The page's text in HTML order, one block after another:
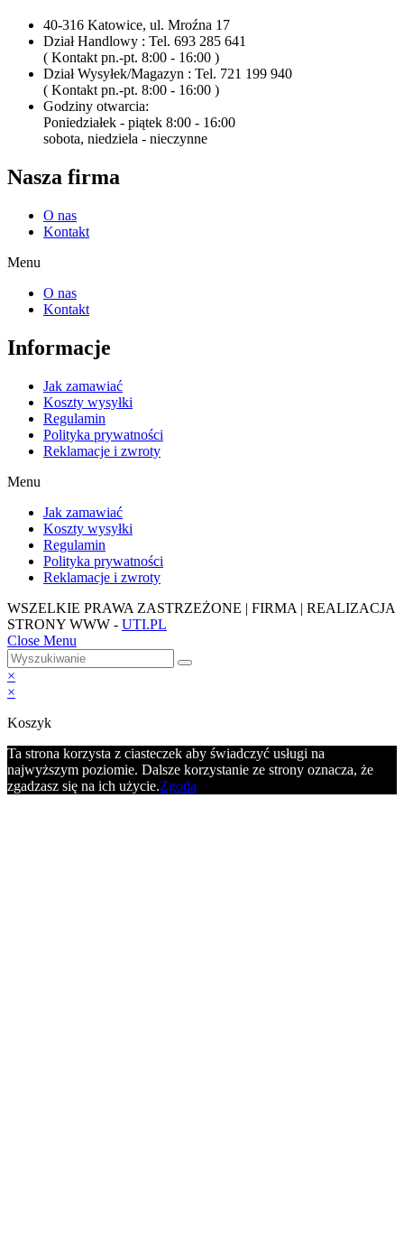
40-316 Katowice, ul. Mroźna 17
Dział Handlowy : Tel. 693 285 641
( Kontakt pn.-pt. 8:00 - 16:00 )
Dział Wysyłek/Magazyn : Tel. 721 199 940
( Kontakt pn.-pt. 8:00 - 16:00 )
Godziny otwarcia:
Poniedziałek - piątek 8:00 - 16:00
sobota, niedziela - nieczynne
Nasza firma
O nas
Kontakt
Menu
O nas
Kontakt
Informacje
Jak zamawiać
Koszty wysyłki
Regulamin
Polityka prywatności
Reklamacje i zwroty
Menu
Jak zamawiać
Koszty wysyłki
Regulamin
Polityka prywatności
Reklamacje i zwroty
WSZELKIE PRAWA ZASTRZEŻONE | FIRMA | REALIZACJA
STRONY WWW - UTI.PL
Close Menu
×
×
Koszyk
Ta strona korzysta z ciasteczek aby świadczyć usługi na
najwyższym poziomie. Dalsze korzystanie ze strony oznacza, że
zgadzasz się na ich użycie.Zgoda